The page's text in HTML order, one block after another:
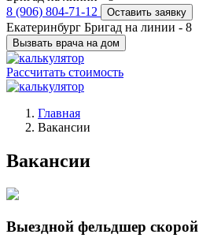
8 (906) 804-71-12
Оставить заявку
Екатеринбург Бригад на линии - 8
Вызвать врача на дом
Рассчитать стоимость
Главная
Вакансии
Вакансии
Выездной фельдшер